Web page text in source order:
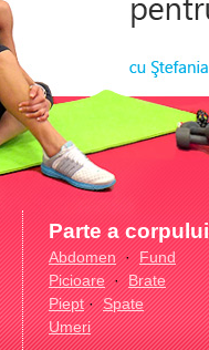
Parte a
Abdomen·Fund
Picioare·Brate
Piept·Spate
Umeri